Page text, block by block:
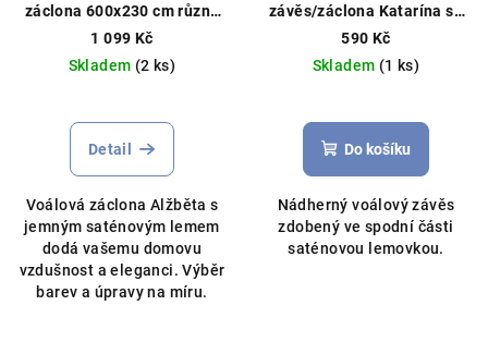
záclona 600x230 cm různé
Čistý voál, můžeme
ušít na míru
1 099 Kč
Skladem (2 ks)
Detail
Voálová záclona Alžběta s
jemným saténovým lemem
dodá vašemu domovu
vzdušnost a eleganci. Výběr
barev a úpravy na míru.
závěs/záclona Katarína se
širokou saténovou stuhou
400x250cm bílý
590 Kč
Skladem (1 ks)
hodnocení
produktu
z
5
hvězdiček.
Do košíku
Nádherný voálový závěs
zdobený ve spodní části
saténovou lemovkou.